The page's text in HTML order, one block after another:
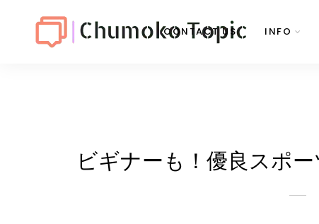
CONTACT US INFO
ビギナーも！優良スポ